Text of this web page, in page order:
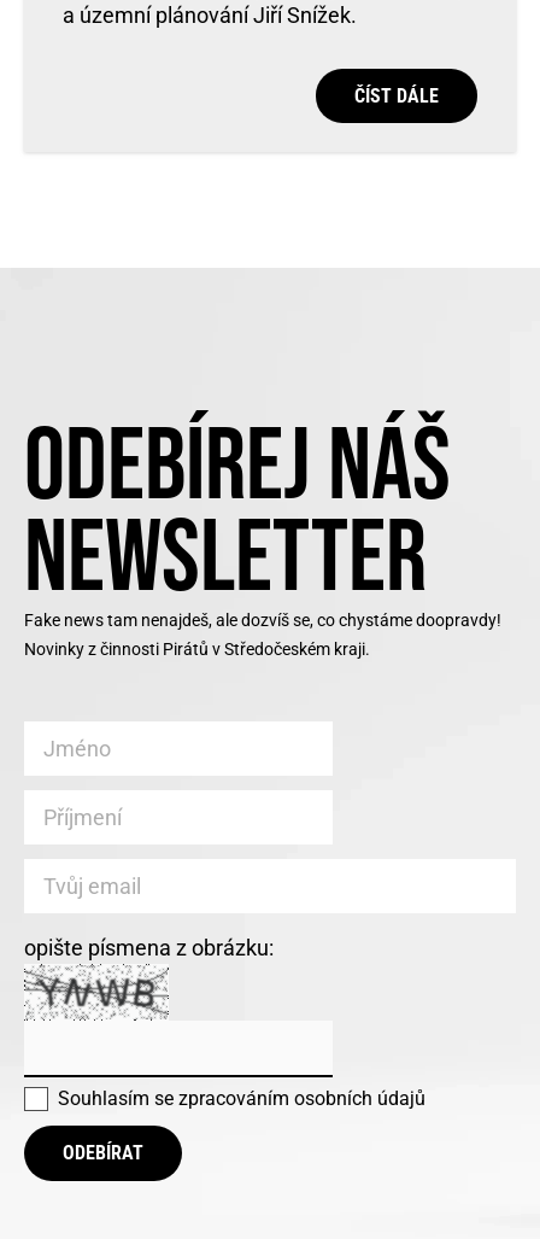
a územní plánování Jiří Snížek.
ČÍST DÁLE
ODEBÍREJ NÁŠ
NEWSLETTER
Fake news tam nenajdeš, ale dozvíš se, co chystáme doopravdy!
Novinky z činnosti Pirátů v Středočeském kraji.
opište písmena z obrázku:
Souhlasím se zpracováním osobních údajů
ODEBÍRAT